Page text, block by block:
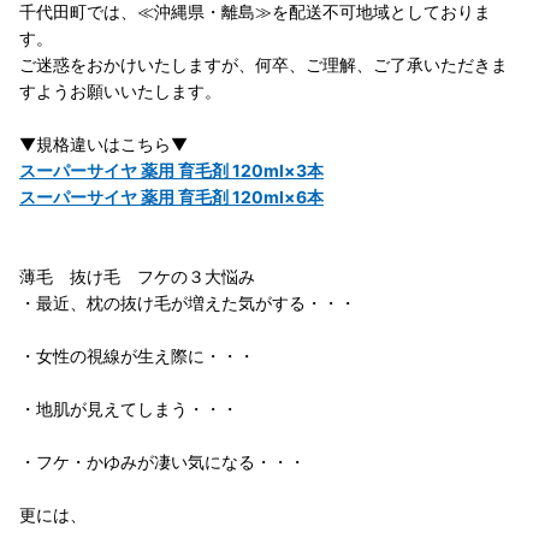
千代田町では、≪沖縄県・離島≫を配送不可地域としておりま
す。
ご迷惑をおかけいたしますが、何卒、ご理解、ご了承いただきま
すようお願いいたします。
▼規格違いはこちら▼
スーパーサイヤ 薬用 育毛剤 120ml×3本
スーパーサイヤ 薬用 育毛剤 120ml×6本
薄毛 抜け毛 フケの３大悩み
・最近、枕の抜け毛が増えた気がする・・・
・女性の視線が生え際に・・・
・地肌が見えてしまう・・・
・フケ・かゆみが凄い気になる・・・
更には、